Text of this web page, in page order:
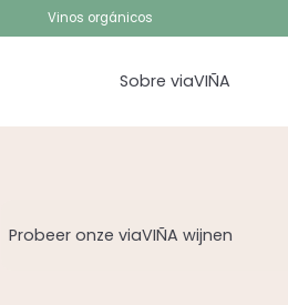
Vinos orgánicos
Sobre viaVIÑA
Probeer onze viaVIÑA wijnen